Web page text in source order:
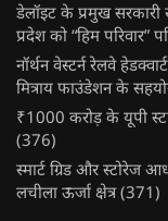
डेलॉइट के प्रमुख
प्रदेश को “हिम परिवार”
नॉर्थन वेस्टर्न रेलवे
मित्राय फाउंडेशन के
₹1000 करोड़ के यूपी
(376)
स्मार्ट ग्रिड और स्टोरेज
लचीला ऊर्जा क्षेत्र (371)